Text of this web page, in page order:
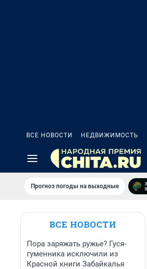
ВСЕ НОВОСТИ НЕДВИЖИМОСТЬ
Прогноз погоды на выходные
ВСЕ НОВОСТИ
Пора заряжать ружье? Гуся-
гуменника исключили из
Красной книги Забайкалья